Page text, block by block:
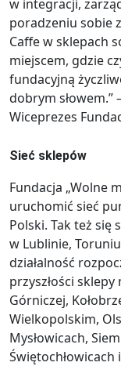
w integracji,
poradzeniu sobie
Caffe w sklepach
miejscem, gdzie
fundacyjną
dobrym słowem.”
Wiceprezes
Sieć sklepów
Fundacja „Wolne
uruchomić sieć
Polski. Tak też się
w Lublinie,
działalność
przyszłości
Górniczej,
Wielkopolskim,
Mysłowicach,
Świętochłowicach